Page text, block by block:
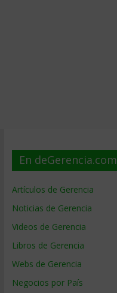
En deGerencia.com
Artículos de Gerencia
Noticias de Gerencia
Videos de Gerencia
Libros de Gerencia
Webs de Gerencia
Negocios por País